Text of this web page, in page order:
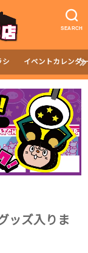
SEARCH
シ イベントカレンダ
ッズ入りま